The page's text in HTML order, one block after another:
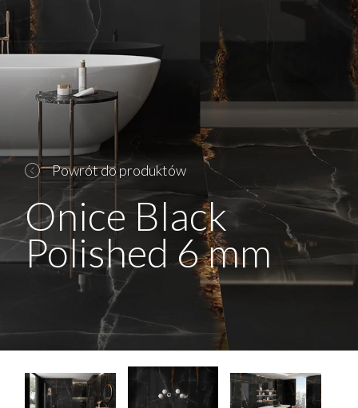
Powrót do produktów
Onice Black
Polished 6 mm